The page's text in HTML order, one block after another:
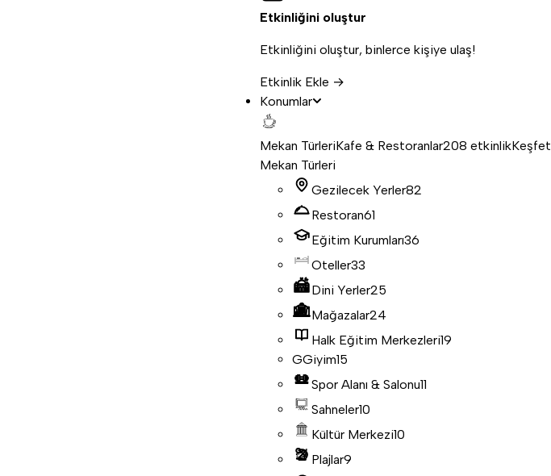
Etkinliğini oluştur
Etkinliğini oluştur, binlerce kişiye ulaş!
Etkinlik Ekle →
Konumlar
Mekan TürleriKafe & Restoranlar208 etkinlikKeşfet
Mekan Türleri
Gezilecek Yerler82
Restoran61
Eğitim Kurumları36
Oteller33
Dini Yerler25
Mağazalar24
Halk Eğitim Merkezleri19
GGiyim15
Spor Alanı & Salonu11
Sahneler10
Kültür Merkezi10
Plajlar9